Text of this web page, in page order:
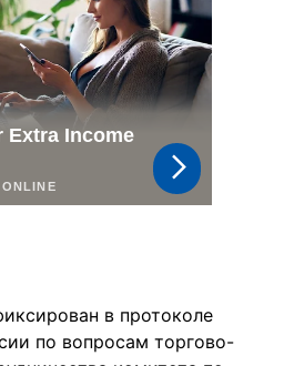
в протоколе
по вопросам торгово-